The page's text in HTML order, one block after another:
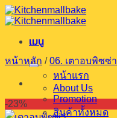
ข้าม
ไป
เนื้อหา
เมนู
หน้าแรก
About Us
Promotion
สินค้าทั้งหมด
หน้าหลัก / 06. เตาอบพิซซ่า
-23%